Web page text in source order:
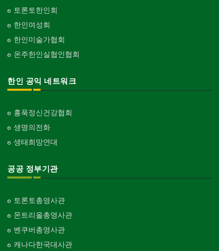
토론토한인회
한인여성회
한인미술가협회
온주한인실협인협회
한인 공익 네트워크
홍푹정신건강협회
생명의전화
생태희망연대
공공 정부기관
토론토총영사관
몬트리올총영사관
벤쿠버총영사관
캐나다한국대사관